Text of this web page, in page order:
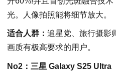
光。人像拍照能将细节放大。
适合人群： 追星党、旅行摄影
画质有极高要求的用户。
No2：三星 Galaxy S25 Ultra